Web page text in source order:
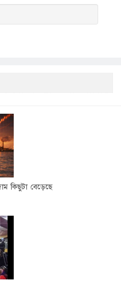
কিছুটা বেড়েছে